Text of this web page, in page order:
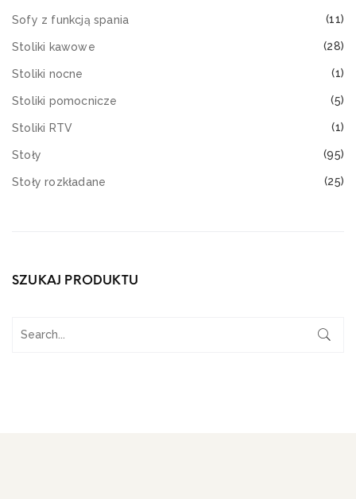
Sofy z funkcją spania (11)
Stoliki kawowe (28)
Stoliki nocne (1)
Stoliki pomocnicze (5)
Stoliki RTV (1)
Stoły (95)
Stoły rozkładane (25)
SZUKAJ PRODUKTU